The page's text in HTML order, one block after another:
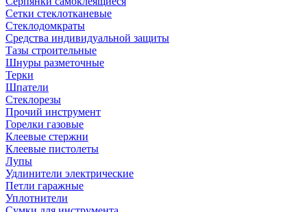
Сетки стеклотканевые
Стеклодомкраты
Средства индивидуальной защиты
Тазы строительные
Шнуры разметочные
Терки
Шпатели
Стеклорезы
Прочий инструмент
Горелки газовые
Клеевые стержни
Клеевые пистолеты
Лупы
Удлинители электрические
Петли гаражные
Уплотнители